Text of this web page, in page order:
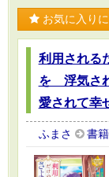
お気に入り
利用される
を 浮気さ
愛されて幸
ふまさ 書